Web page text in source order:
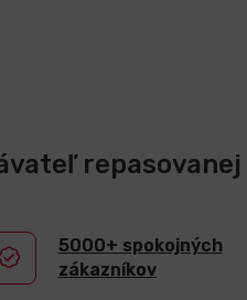
5000+ spokojných
zákazníkov